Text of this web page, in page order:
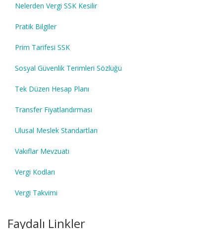
Nelerden Vergi SSK Kesilir
Pratik Bilgiler
Prim Tarifesi SSK
Sosyal Güvenlik Terimleri Sözlüğü
Tek Düzen Hesap Planı
Transfer Fiyatlandırması
Ulusal Meslek Standartları
Vakıflar Mevzuatı
Vergi Kodları
Vergi Takvimi
Faydalı Linkler